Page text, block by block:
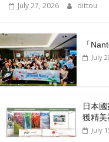
July 27, 2026 dittou
「
July
日本
獲精美
July